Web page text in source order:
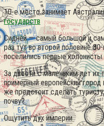
10-е место занимает
государств
Сидней — самый большой и
раз тут во второй половине
поселились первые колонисты.
За двести с маленьким лет их
примерный европейский
же предстоит сделать
почву?
Ощутить дух империи